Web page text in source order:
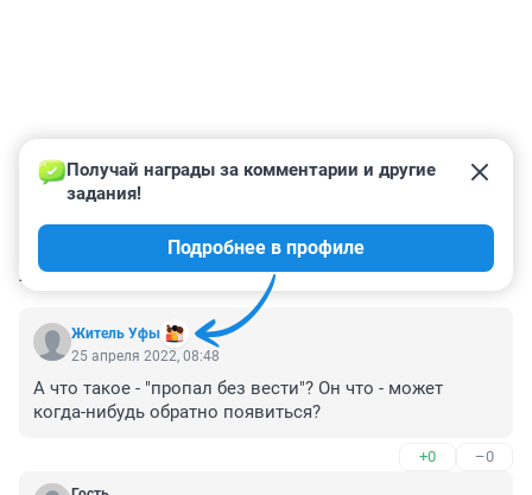
КОММЕНТАРИИ 14
Житель Уфы
Получай награды за комментарии и другие
задания!
Подробнее в профиле
25 апреля 2022, 08:48
А что такое - "пропал без вести"? Он что - может
когда-нибудь обратно появиться?
+0 –0